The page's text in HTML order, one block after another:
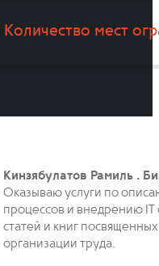
Количество мест
Кинзябулатов Рамиль .
Оказываю услуги по
процессов и внедрению IT
статей и книг
организации труда.